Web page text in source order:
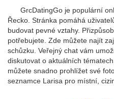
GrcDatingGo je populární
Řecko. Stránka pomáhá
budovat pevné vztahy.
potřebujete. Zde můžete najít
schůzku. Veřejný chat vám
diskutovat o aktuálních
můžete snadno prohlížet své
seznamce Larisa pro místní,